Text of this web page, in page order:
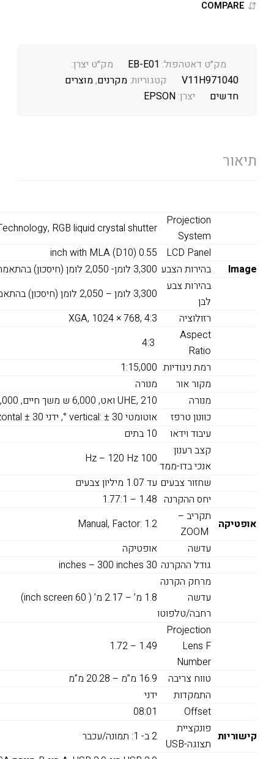
COMPARE
מק״ט דאטהפול: EB-E01
מק״ט יצרן:
V11H971040
קטגוריות:מקרנים,מוצרים
חדשים
יצרן:EPSON
תיאור
Projection
System
RGB liquid crystal shutter
LCD Panel
0.55 inch with MLA (D10)
Image
בהירות הצבע 3,300 לומן- 2,050 לומן (חיסכון) בהתאמה ל- DMS15.4I
בהירות צבע
לבן
3,300 לומן – 2,050 לומן (חיסכון) בהתאמה ל- ISO 21118:2012
רזולוציה
XGA, 1024 × 768, 4:3
Aspect
Ratio
רמת ניגודיות 1:15,000
מקור אור
מנורה
מנורה
UHE, 210 ואט, 6,000 ש משך חיים, 10,000 ש משך חיים (מצב חסכון)
כוונון טרפז
אוטומטי vertical: ± 30 °, ידני horizontal ± 30 °
עיבוד וידאו
10 בתים
קצב רענון
אנכי בדו-ממד
100 Hz – 120 Hz
שחזור צבעים עד 1.07 מיליון צבעים
יחס ההקרנה 1.48 – 1.77:1
אופטיקה
תקריב –
Manual, Factor: 1.2
עדשה
אופטיקה
גודל ההקרנה 30 inches – 300 inches
מרחק הקרנה
עדשה
רחבה/טלפוטו
1.8 מ’ – 2.17 מ’ ( 60 inch screen)
Projection
Lens F
Number
1.49 – 1.72
טווח צריבה
16.9 מ”מ – 20.28 מ”מ
התמקדות
ידני
Offset
08:01
קישוריות
פונקציית
תצוגה-USB
2 ב- 1: תמונה/עכבר